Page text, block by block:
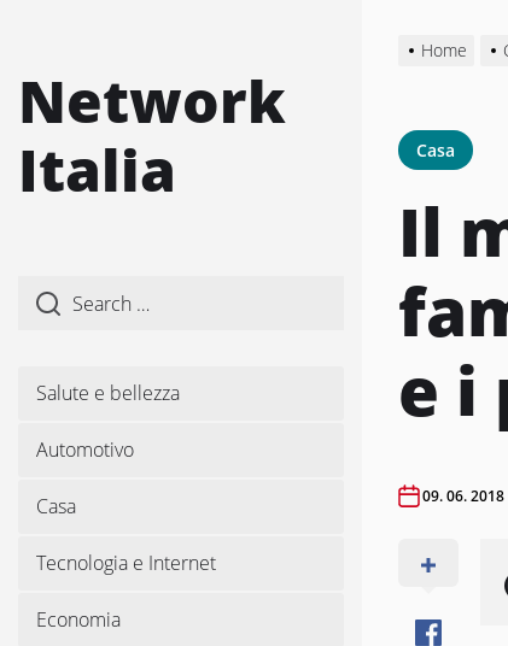
Network
Italia
Salute e bellezza
Automotivo
Casa
Tecnologia e Internet
Economia
Home
Casa
Il
e i
09. 06. 2018